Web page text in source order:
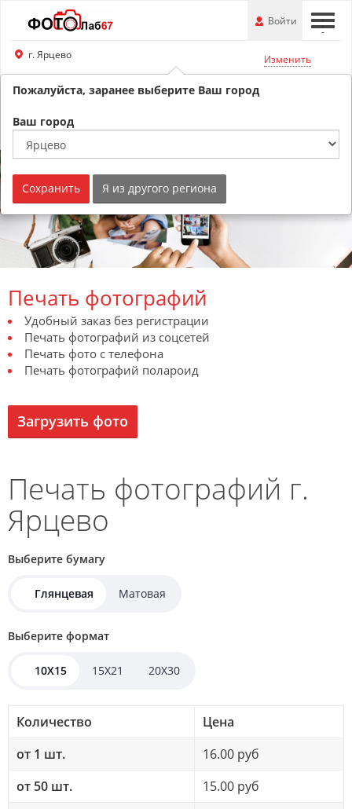
Перейти
основной
информации
---
Войти
г. Ярцево Изменить
Обратный звонок
Печать фотографий
Удобный заказ без регистрации
Печать фотографий из соцсетей
Печать фото с телефона
Печать фотографий полароид
Загрузить фото
Печать фотографий г.
Ярцево
Выберите бумагу
Глянцевая Матовая
Выберите формат
10X15 15X21 20X30
Количество
Цена
от 1 шт.
16.00 руб
от 50 шт.
15.00 руб
Пожалуйста, заранее выберите Ваш город
Ваш город
Сохранить Я из другого региона